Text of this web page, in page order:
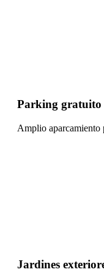
Parking gratuito
Amplio aparcamiento
Jardines